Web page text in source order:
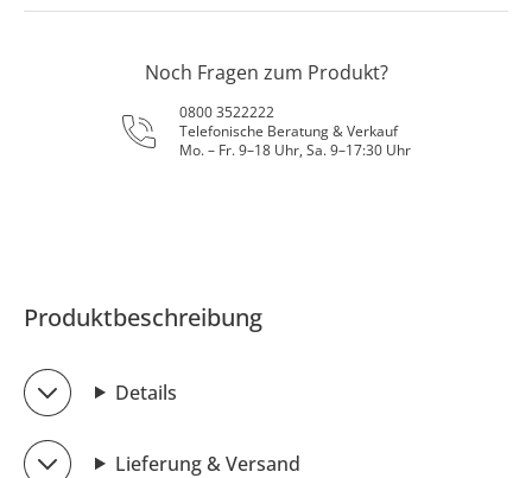
Noch Fragen zum Produkt?
0800 3522222
Telefonische Beratung & Verkauf
Mo. – Fr. 9–18 Uhr, Sa. 9–17:30 Uhr
Produktbeschreibung
Details
Lieferung & Versand